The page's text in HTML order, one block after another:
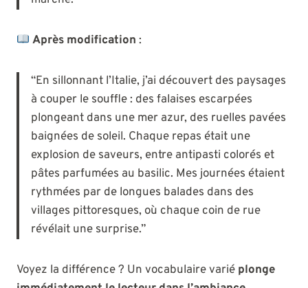
Après modification :
“En sillonnant l’Italie, j’ai découvert des paysages
à couper le souffle : des falaises escarpées
plongeant dans une mer azur, des ruelles pavées
baignées de soleil. Chaque repas était une
explosion de saveurs, entre antipasti colorés et
pâtes parfumées au basilic. Mes journées étaient
rythmées par de longues balades dans des
villages pittoresques, où chaque coin de rue
révélait une surprise.”
Voyez la différence ? Un vocabulaire varié plonge